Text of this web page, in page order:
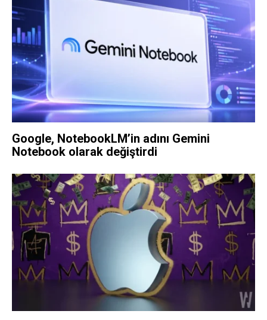
Google, NotebookLM’in adını Gemini
Notebook olarak değiştirdi